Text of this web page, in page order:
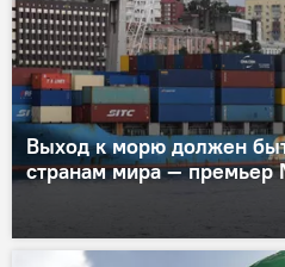
Выход к морю должен
странам мира — премьер